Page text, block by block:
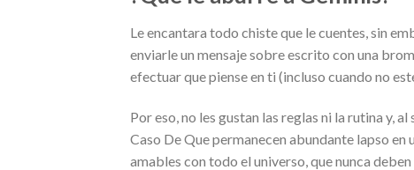
Le encantara todo chiste que le cuentes, sin
enviarle un mensaje sobre escrito con una
efectuar que piense en ti (incluso cuando no
Por eso, no les gustan las reglas ni la rutina y,
Caso De Que permanecen abundante lapso
amables con todo el universo, que nunca